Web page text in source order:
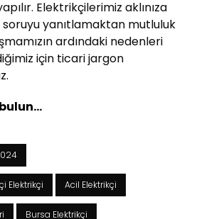
Elektrikçilerimiz aklınıza
yanıtlamaktan mutluluk
ardındaki nedenleri
için ticari jargon
Elektrikçi Acil Elektrikçi
Bursa Elektrikçi